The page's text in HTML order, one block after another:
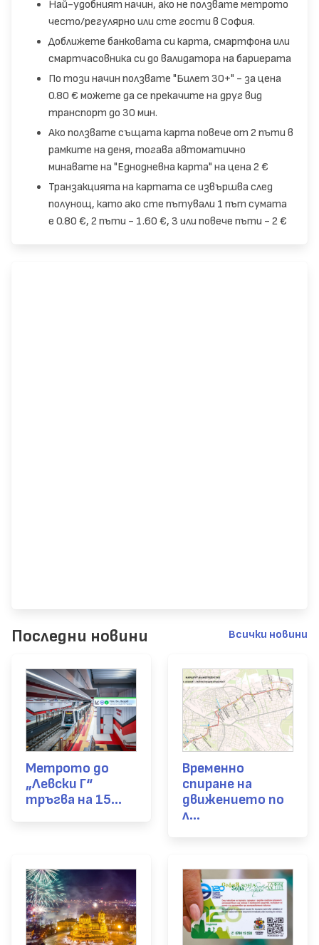
Най-удобният начин, ако не ползвате метрото
често/регулярно или сте гости в София.
Доближете банковата си карта, смартфона или
смартчасовника си до валидатора на бариерата
По този начин ползвате "Билет 30+" - за цена
0.80 € можете да се прекачите на друг вид
транспорт до 30 мин.
Ако ползвате същата карта повече от 2 пъти в
рамките на деня, тогава автоматично
минавате на "Еднодневна карта" на цена 2 €
Транзакцията на картата се извършва след
полунощ, като ако сте пътували 1 път сумата
е 0.80 €, 2 пъти - 1.60 €, 3 или повече пъти - 2 €
Последни новини Всички новини
Метрото до
„Левски Г“
тръгва на 15...
Временно
спиране на
движението по
л...